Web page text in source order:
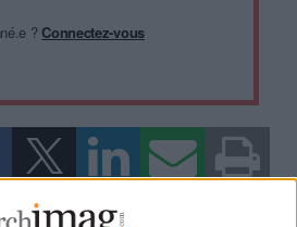
?Connectez-vous